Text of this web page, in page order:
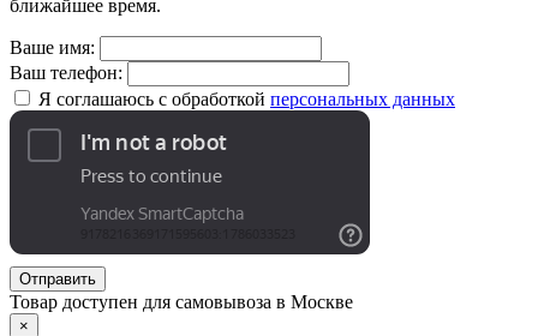
ближайшее время.
Ваше имя:
Ваш телефон:
Я соглашаюсь с обработкой персональных данных
Отправить
Товар доступен для самовывоза в Москве
×